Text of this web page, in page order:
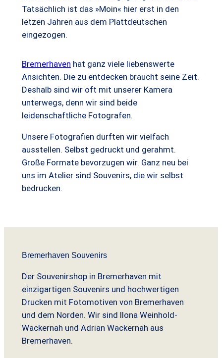
Tatsächlich ist das »Moin« hier erst in den
letzen Jahren aus dem Plattdeutschen
eingezogen.
Bremerhaven hat ganz viele liebenswerte
Ansichten. Die zu entdecken braucht seine Zeit.
Deshalb sind wir oft mit unserer Kamera
unterwegs, denn wir sind beide
leidenschaftliche Fotografen.
Unsere Fotografien durften wir vielfach
ausstellen. Selbst gedruckt und gerahmt.
Große Formate bevorzugen wir. Ganz neu bei
uns im Atelier sind Souvenirs, die wir selbst
bedrucken.
Bremerhaven Souvenirs
Der Souvenirshop in Bremerhaven mit
einzigartigen Souvenirs und hochwertigen
Drucken mit Fotomotiven von Bremerhaven
und dem Norden. Wir sind Ilona Weinhold-
Wackernah und Adrian Wackernah aus
Bremerhaven.